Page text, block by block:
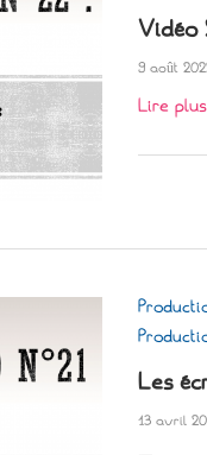
Vidéo
9 août
Lire plus
Les
13 avril